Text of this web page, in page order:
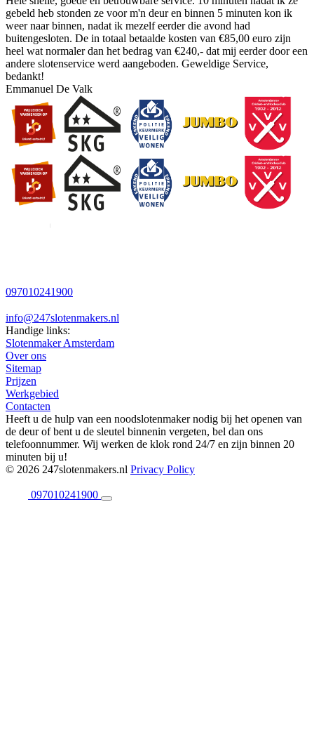
gebeld heb stonden ze voor m'n deur en binnen 5 minuten kon ik
weer naar binnen, nadat ik mezelf eerder die avond had
buitengesloten. De in totaal betaalde kosten van €85,00 euro zijn
heel wat normaler dan het bedrag van €240,- dat mij eerder door een
andere slotenservice werd aangeboden. Geweldige Service,
bedankt!
Emmanuel De Valk
097010241900
info@247slotenmakers.nl
Handige links:
Slotenmaker Amsterdam
Over ons
Sitemap
Prijzen
Werkgebied
Contacten
Heeft u de hulp van een noodslotenmaker nodig bij het openen van
de deur of bent u de sleutel binnenin vergeten, bel dan ons
telefoonnummer. Wij werken de klok rond 24/7 en zijn binnen 20
minuten bij u!
© 2026 247slotenmakers.nl Privacy Policy
097010241900